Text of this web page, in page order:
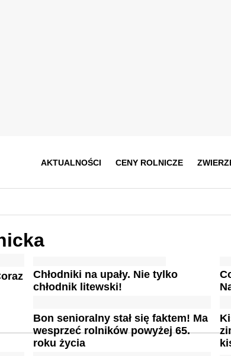
AKTUALNOŚCI CENY ROLNICZE
Chłodniki na upały. Nie tylko
chłodnik litewski!
Bon senioralny stał się faktem! Ma
wesprzeć rolników powyżej 65.
roku życia